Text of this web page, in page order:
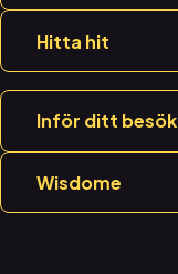
Hitta hit
Inför ditt besök
Wisdome